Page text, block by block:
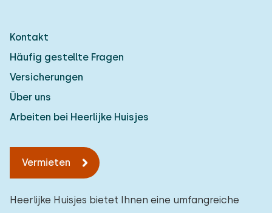
Kontakt
Häufig gestellte Fragen
Versicherungen
Über uns
Arbeiten bei Heerlijke Huisjes
Vermieten
Heerlijke Huisjes bietet Ihnen eine umfangreiche